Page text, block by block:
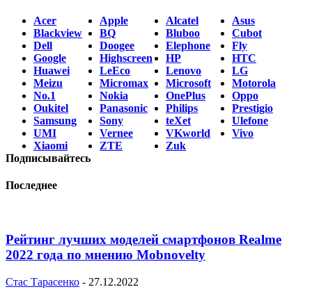
Acer Apple Alcatel
Asus
Blackview
BQ Bluboo
Cubot
Dell
Doogee Elephone
Fly
Google
Highscreen HP
HTC
Huawei
LeEco Lenovo
LG
Meizu
Micromax Microsoft
Motorola
No.1
Nokia OnePlus
Oppo
Oukitel
Panasonic Philips
Prestigio
Samsung
Sony teXet
Ulefone
UMI
Vernee VKworld
Vivo
Xiaomi
ZTE
Zuk
Подписывайтесь
Последнее
Рейтинг лучших моделей смартфонов Realme
2022 года по мнению Mobnovelty
Стас Тарасенко - 27.12.2022